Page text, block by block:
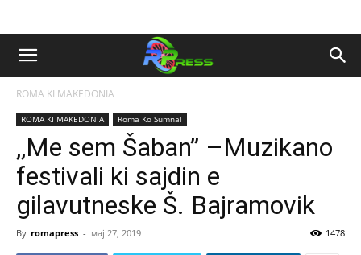
ROMA KI MAKEDONIA
ROMA KI MAKEDONIA Roma Ko Sumnal
,,Me sem Šaban” –Muzikano
festivali ki sajdin e
gilavutneske Š. Bajramovik
By romapress - мај 27, 2019 1478